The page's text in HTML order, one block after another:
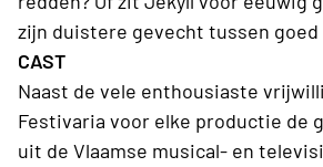
zijn duistere gevecht tussen goed
CAST
Naast de vele enthousiaste
Festivaria voor elke productie de
uit de Vlaamse musical- en